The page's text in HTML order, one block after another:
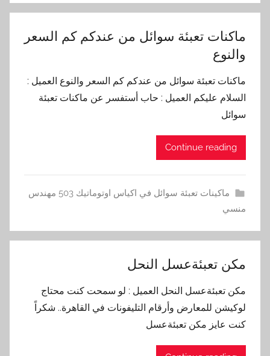
ماكنات تعبئة سوائل من عندكم كم السعر
والنوع
ماكنات تعبئة سوائل من عندكم كم السعر والنوع العميل :
السلام عليكم العميل : حاب أستفسر عن ماكنات تعبئة
سوائل
Continue reading
ماكينات تعبئة سوائل في اكياس اوتوماتيك 503 مهندس
منسي
مكن تعبئةعسل النحل
مكن تعبئةعسل النحل العميل : لو سمحت كنت محتاج
لوكيشن للمعارض وأرقام التليفونات في القاهرة.. شكراً
كنت عايز مكن تعبئةعسل